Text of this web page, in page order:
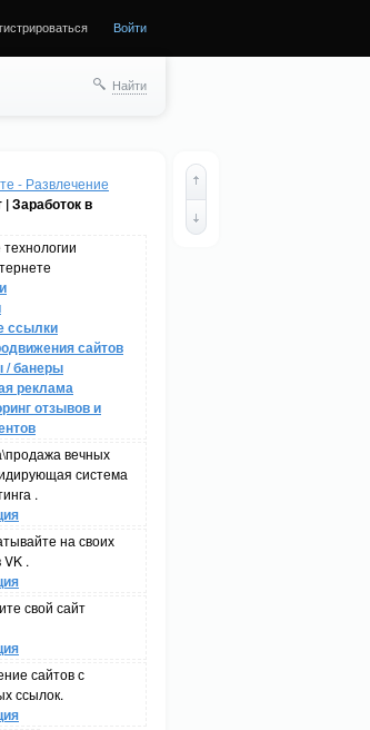
Войти
Найти
- Развлечение
| Заработок в
ссылки
сайтов
/ банеры
реклама
отзывов и
вечных
система
.
на своих
VK .
свой сайт
сайтов с
ссылок.